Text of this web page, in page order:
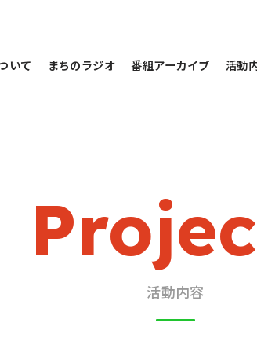
いて まちのラジオ 番組アーカイブ 活動
活動内容